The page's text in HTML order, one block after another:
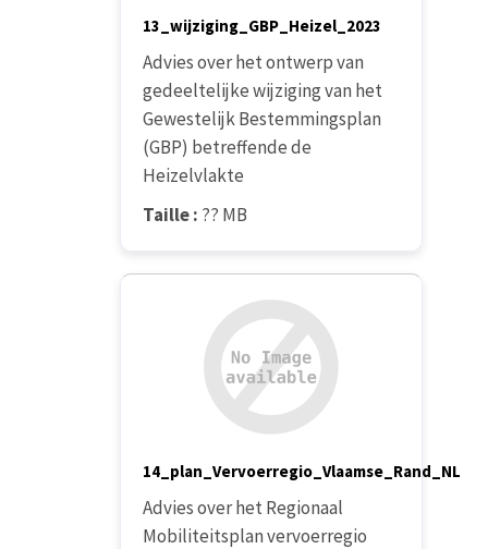
13_wijziging_GBP_Heizel_2023
Advies over het ontwerp van
gedeeltelijke wijziging van het
Gewestelijk Bestemmingsplan
(GBP) betreffende de
Heizelvlakte
Taille : ?? MB
14_plan_Vervoerregio_Vlaamse_Rand_NL
Advies over het Regionaal
Mobiliteitsplan vervoerregio